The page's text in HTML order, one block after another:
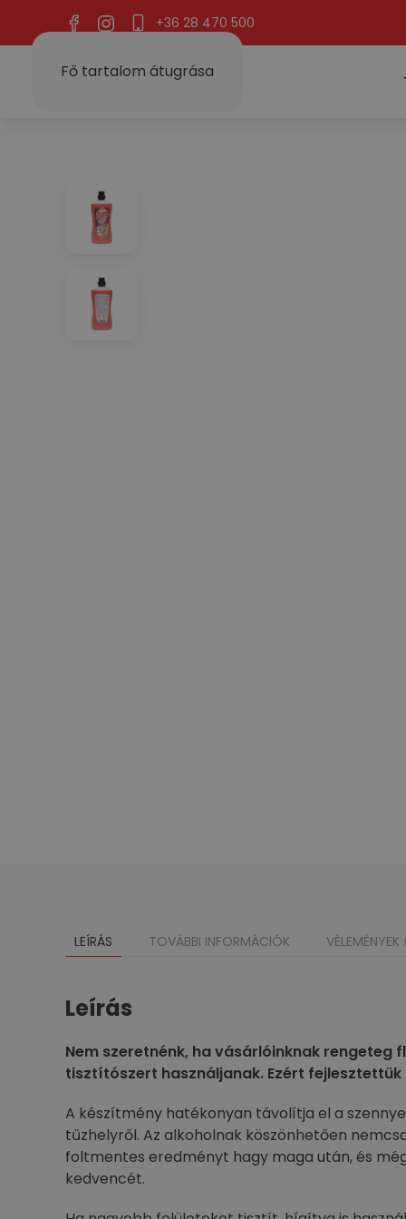
Fő tartalom átugrása
+36 28 470 500
LEÍRÁS TOVÁBBI INFORMÁCIÓK
Leírás
Nem szeretnénk, ha vásárlóinknak
tisztítószert használjanak. Ezért
A készítmény hatékonyan távolítja el a
tűzhelyről. Az alkoholnak köszönhetően
foltmentes eredményt hagy maga után, és
kedvencét.